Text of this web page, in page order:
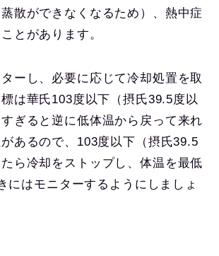
散ができなくなるため）、熱中症
とがあります。
ーし、必要に応じて冷却処置を取
は華氏103度以下（摂氏39.5度以
ぎると逆に低体温から戻って来れ
あるので、103度以下（摂氏39.5
ら冷却をストップし、体温を最低
にはモニターするようにしましょ